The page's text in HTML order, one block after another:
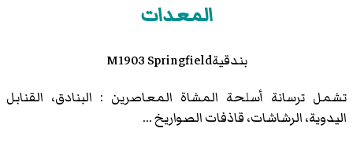
المعدات
بندقيةM1903 Springfield
تشمل ترسانة أسلحة المشاة المعاصرين : البنادق، القنابل
اليدوية، الرشاشات، قاذفات الصواريخ ...